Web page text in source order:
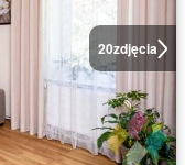
20zdjęcia